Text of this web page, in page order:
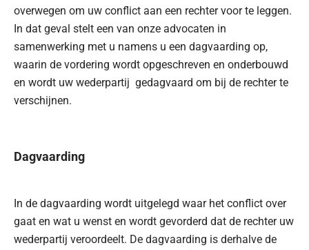
overwegen om uw conflict aan een rechter voor te leggen.
In dat geval stelt een van onze advocaten in
samenwerking met u namens u een dagvaarding op,
waarin de vordering wordt opgeschreven en onderbouwd
en wordt uw wederpartij gedagvaard om bij de rechter te
verschijnen.
Dagvaarding
In de dagvaarding wordt uitgelegd waar het conflict over
gaat en wat u wenst en wordt gevorderd dat de rechter uw
wederpartij veroordeelt. De dagvaarding is derhalve de